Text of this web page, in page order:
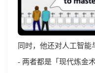
同时，他还对人工智能
- 两者都是「现代炼金术